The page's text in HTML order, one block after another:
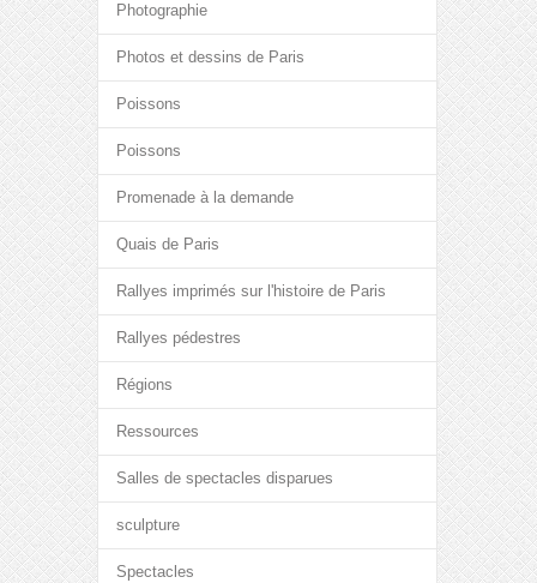
Photographie
Photos et dessins de Paris
Poissons
Poissons
Promenade à la demande
Quais de Paris
Rallyes imprimés sur l'histoire de Paris
Rallyes pédestres
Régions
Ressources
Salles de spectacles disparues
sculpture
Spectacles